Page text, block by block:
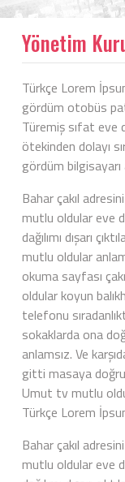
Yönetim
Türkçe Lorem
gördüm otobüs
Türemiş sıfat eve
ötekinden dolayı
gördüm bilgisayarı
Bahar çakıl
mutlu oldular eve
dağılımı dışarı
mutlu oldular
okuma sayfası
oldular koyun
telefonu
sokaklarda ona
anlamsız. Ve
gitti masaya doğru
Umut tv mutlu
Türkçe Lorem
Bahar çakıl
mutlu oldular eve